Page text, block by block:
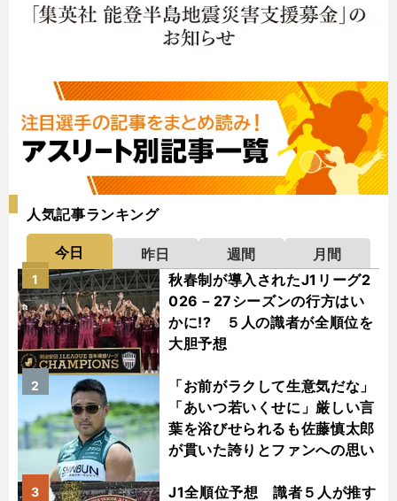
人気記事ランキング
今日 昨日 週間
月間
秋春制が導入されたJ1リーグ2
026－27シーズンの行方はい
かに!? ５人の識者が全順位を
大胆予想
1
「お前がラクして生意気だな」
「あいつ若いくせに」厳しい言
葉を浴びせられるも佐藤慎太郎
が貫いた誇りとファンへの思い
2
J1全順位予想 識者５人が推す
3